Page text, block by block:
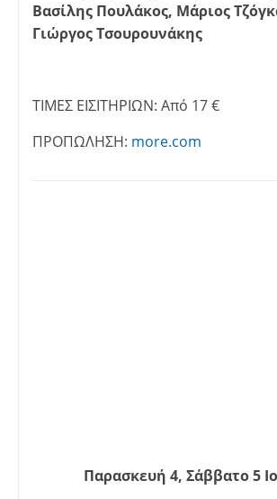
Βασίλης Πουλάκος, Μάριος
Γιώργος Τσουρουνάκης
ΤΙΜΕΣ ΕΙΣΙΤΗΡΙΩΝ: Από 17 €
ΠΡΟΠΩΛΗΣΗ: more.com
Παρασκευή 4, Σάββατο 5